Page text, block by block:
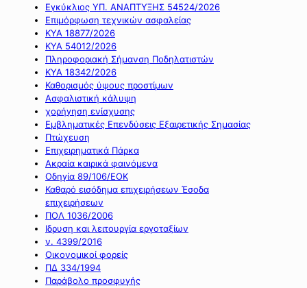
Εγκύκλιος ΥΠ. ΑΝΑΠΤΥΞΗΣ 54524/2026
Επιμόρφωση τεχνικών ασφαλείας
ΚΥΑ 18877/2026
ΚΥΑ 54012/2026
Πληροφοριακή Σήμανση Ποδηλατιστών
ΚΥΑ 18342/2026
Καθορισμός ύψους προστίμων
Ασφαλιστική κάλυψη
χορήγηση ενίσχυσης
Εμβληματικές Επενδύσεις Εξαιρετικής Σημασίας
Πτώχευση
Επιχειρηματικά Πάρκα
Ακραία καιρικά φαινόμενα
Οδηγία 89/106/ΕΟΚ
Καθαρό εισόδημα επιχειρήσεων Έσοδα
επιχειρήσεων
ΠΟΛ 1036/2006
Ιδρυση και λειτουργία εργοταξίων
ν. 4399/2016
Οικονομικοί φορείς
ΠΔ 334/1994
Παράβολο προσφυγής